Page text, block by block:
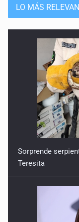
LO MÁS
Sorprende
Teresita